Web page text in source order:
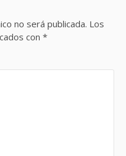
no será publicada. Los
con *